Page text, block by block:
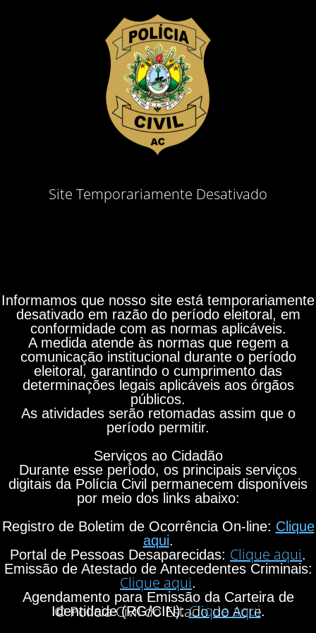
Site Temporariamente Desativado
Informamos que nosso site está temporariamente
desativado em razão do período eleitoral, em
conformidade com as normas aplicáveis.
A medida atende às normas que regem a
comunicação institucional durante o período
eleitoral, garantindo o cumprimento das
determinações legais aplicáveis aos órgãos
públicos.
As atividades serão retomadas assim que o
período permitir.
Serviços ao Cidadão
Durante esse período, os principais serviços
digitais da Polícia Civil permanecem disponíveis
por meio dos links abaixo:
Registro de Boletim de Ocorrência On-line: Clique
aqui.
Portal de Pessoas Desaparecidas: Clique aqui.
Emissão de Atestado de Antecedentes Criminais:
Clique aqui.
Agendamento para Emissão da Carteira de
Identidade (RG/CIN):Clique aqui.
© Polícia Civil do Estado do Acre